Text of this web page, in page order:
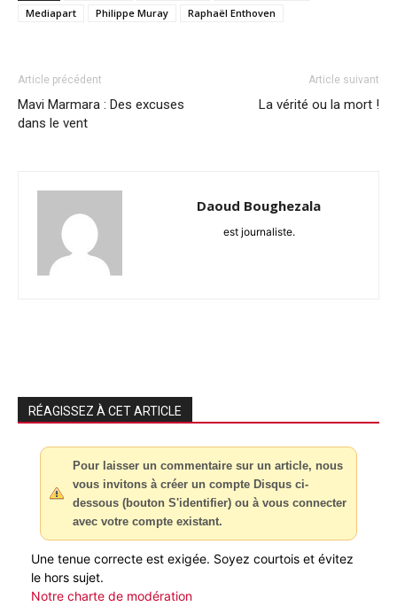
Mediapart
Philippe Muray Raphaël Enthoven
Article précédent
Mavi Marmara : Des excuses
dans le vent
Article suivant
La vérité ou la mort !
Daoud Boughezala
est journaliste.
RÉAGISSEZ À CET ARTICLE
Pour laisser un commentaire sur un article, nous
vous invitons à créer un compte Disqus ci-
dessous (bouton S'identifier) ou à vous connecter
avec votre compte existant.
Une tenue correcte est exigée. Soyez courtois et évitez
le hors sujet.
Notre charte de modération